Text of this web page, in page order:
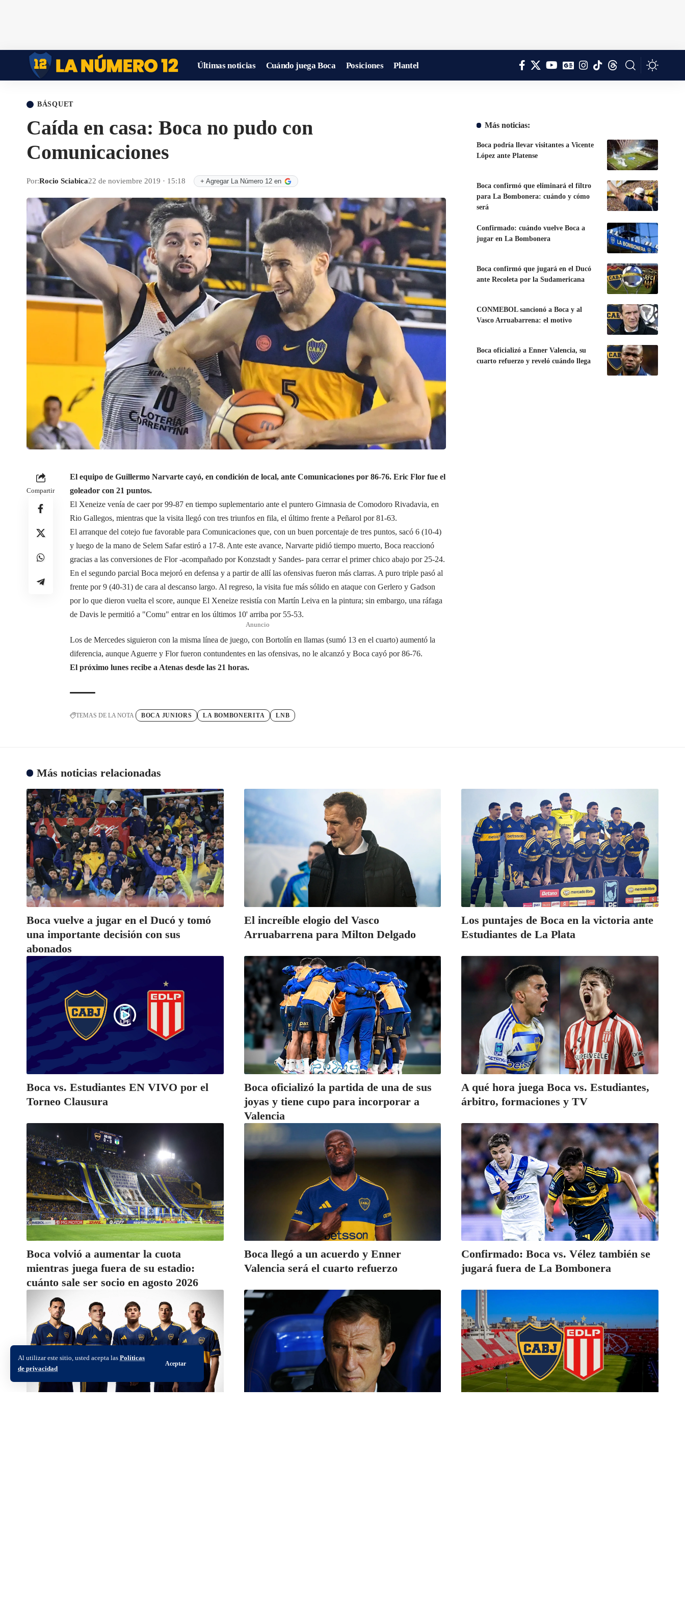
Al utilizar este sitio, usted acepta las Políticas
de privacidad
Aceptar
Últimas noticias Cuándo juega Boca Posiciones Plantel
BÁSQUET
Caída en casa: Boca no pudo con
Comunicaciones
Por:Rocio Sciabica22 de noviembre 2019 · 15:18 + Agregar La Número 12 en
Compartir
El equipo de Guillermo Narvarte cayó, en condición de local, ante Comunicaciones por 86-76. Eric Flor fue el
goleador con 21 puntos.
El Xeneize venía de caer por 99-87 en tiempo suplementario ante el puntero Gimnasia de Comodoro Rivadavia, en
Rio Gallegos, mientras que la visita llegó con tres triunfos en fila, el último frente a Peñarol por 81-63.
El arranque del cotejo fue favorable para Comunicaciones que, con un buen porcentaje de tres puntos, sacó 6 (10-4)
y luego de la mano de Selem Safar estiró a 17-8. Ante este avance, Narvarte pidió tiempo muerto, Boca reaccionó
gracias a las conversiones de Flor -acompañado por Konzstadt y Sandes- para cerrar el primer chico abajo por 25-24.
En el segundo parcial Boca mejoró en defensa y a partir de allí las ofensivas fueron más clarras. A puro triple pasó al
frente por 9 (40-31) de cara al descanso largo. Al regreso, la visita fue más sólido en ataque con Gerlero y Gadson
por lo que dieron vuelta el score, aunque El Xeneize resistía con Martín Leiva en la pintura; sin embargo, una ráfaga
de Davis le permitió a "Comu" entrar en los últimos 10' arriba por 55-53.
Anuncio
Los de Mercedes siguieron con la misma línea de juego, con Bortolín en llamas (sumó 13 en el cuarto) aumentó la
diferencia, aunque Aguerre y Flor fueron contundentes en las ofensivas, no le alcanzó y Boca cayó por 86-76.
El próximo lunes recibe a Atenas desde las 21 horas.
TEMAS DE LA NOTA BOCA JUNIORS LA BOMBONERITA LNB
Más noticias:
Boca podría llevar visitantes a Vicente
López ante Platense
Boca confirmó que eliminará el filtro
para La Bombonera: cuándo y cómo
será
Confirmado: cuándo vuelve Boca a
jugar en La Bombonera
Boca confirmó que jugará en el Ducó
ante Recoleta por la Sudamericana
CONMEBOL sancionó a Boca y al
Vasco Arruabarrena: el motivo
Boca oficializó a Enner Valencia, su
cuarto refuerzo y reveló cuándo llega
Más noticias relacionadas
Boca vuelve a jugar en el Ducó y tomó
una importante decisión con sus
abonados
El increíble elogio del Vasco
Arruabarrena para Milton Delgado
Los puntajes de Boca en la victoria ante
Estudiantes de La Plata
Boca vs. Estudiantes EN VIVO por el
Torneo Clausura
Boca oficializó la partida de una de sus
joyas y tiene cupo para incorporar a
Valencia
A qué hora juega Boca vs. Estudiantes,
árbitro, formaciones y TV
Boca volvió a aumentar la cuota
mientras juega fuera de su estadio:
cuánto sale ser socio en agosto 2026
Boca llegó a un acuerdo y Enner
Valencia será el cuarto refuerzo
Confirmado: Boca vs. Vélez también se
jugará fuera de La Bombonera